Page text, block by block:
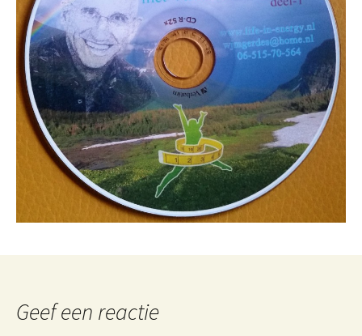
Geef een reactie